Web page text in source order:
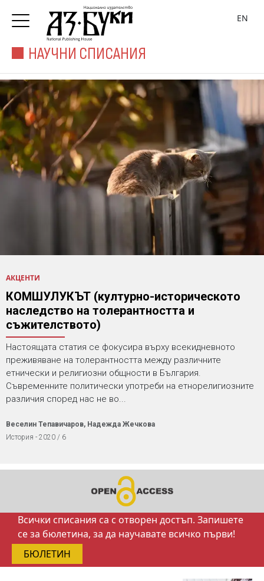
НАУЧНИ СПИСАНИЯ
EN
АКЦЕНТИ
КОМШУЛУКЪТ (културно-историческото
наследство на толерантността и
съжителството)
Настоящата статия се фокусира върху всекидневното
преживяване на толерантността между различните
етнически и религиозни общности в България.
Съвременните политически употреби на етнорелигиозните
различия според нас не во...
Веселин Тепавичаров, Надежда Жечкова
История - 2020 / 6
Всички списания са с отворен достъп. Запишете
се за бюлетина, за да научавате всичко първи!
БЮЛЕТИН